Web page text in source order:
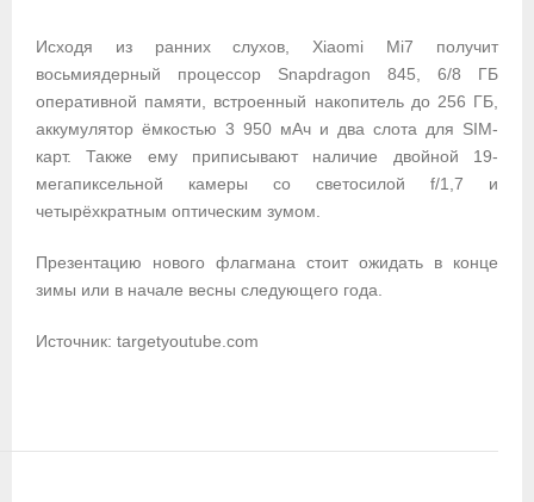
Исходя из ранних слухов, Xiaomi Mi7 получит
восьмиядерный процессор Snapdragon 845, 6/8 ГБ
оперативной памяти, встроенный накопитель до 256 ГБ,
аккумулятор ёмкостью 3 950 мАч и два слота для SIM-
карт. Также ему приписывают наличие двойной 19-
мегапиксельной камеры со светосилой f/1,7 и
четырёхкратным оптическим зумом.
Презентацию нового флагмана стоит ожидать в конце
зимы или в начале весны следующего года.
Источник: targetyoutube.com